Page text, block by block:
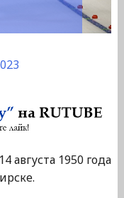
августа 1950 года